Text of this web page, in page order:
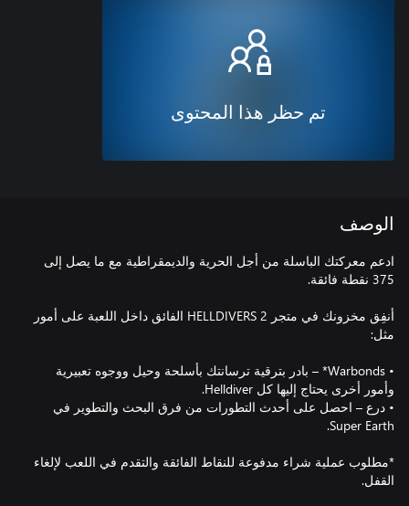
تم حظر هذا المحتوى
الوصف
ادعم معركتك الباسلة من أجل الحرية والديمقراطية مع ما يصل إلى
أنفِق مخزونك في متجر HELLDIVERS 2 الفائق داخل اللعبة على أمور
• Warbonds* – بادر بترقية ترسانتك بأسلحة وحيل ووجوه تعبيرية
• درع – احصل على أحدث التطورات من فرق البحث والتطوير في
*مطلوب عملية شراء مدفوعة للنقاط الفائقة والتقدم في اللعب لإلغاء